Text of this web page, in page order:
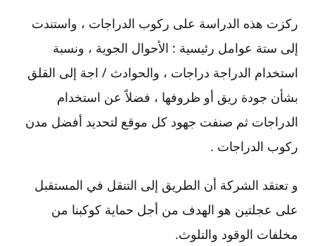
ركزت هذه الدراسة على ركوب الدراجات ، واستندت
إلى ستة عوامل رئيسية : الأحوال الجوية ، ونسبة
استخدام الدراجة دراجات ، والحوادث / اجة إلى القلق
بشأن جودة ريق أو ظروفها ، فضلاً عن استخدام
الدراجات ثم صنفت جهود كل موقع لتحديد أفضل مدن
ركوب الدراجات .
و تعتقد الشركة أن الطريق إلى التنقل في المستقبل
على عجلتين هو الهدف من أجل حماية كوكبنا من
مخلفات الوقود والتلوث.